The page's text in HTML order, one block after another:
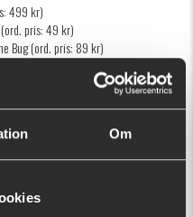
Om
499 kr)
pris: 49 kr)
Bug (ord. pris: 89 kr)
Motoroil (ord. pris: 89 kr)
pack (ord. pris: 59 kr)
nu 🤨